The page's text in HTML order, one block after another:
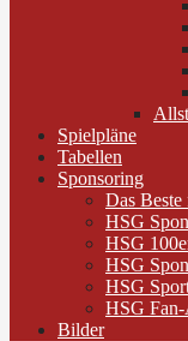
Spielpläne
Tabellen
Sponsoring
Das Beste
HSG
HSG
HSG
HSG
HSG
Bilder